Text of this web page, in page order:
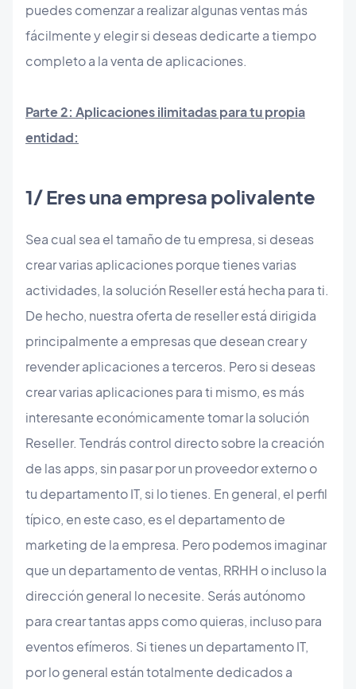
puedes comenzar a realizar algunas ventas más
fácilmente y elegir si deseas dedicarte a tiempo
completo a la venta de aplicaciones.
Parte 2: Aplicaciones ilimitadas para tu propia
entidad:
1/ Eres una empresa polivalente
Sea cual sea el tamaño de tu empresa, si deseas
crear varias aplicaciones porque tienes varias
actividades, la solución Reseller está hecha para ti.
De hecho, nuestra oferta de reseller está dirigida
principalmente a empresas que desean crear y
revender aplicaciones a terceros. Pero si deseas
crear varias aplicaciones para ti mismo, es más
interesante económicamente tomar la solución
Reseller. Tendrás control directo sobre la creación
de las apps, sin pasar por un proveedor externo o
tu departamento IT, si lo tienes. En general, el perfil
típico, en este caso, es el departamento de
marketing de la empresa. Pero podemos imaginar
que un departamento de ventas, RRHH o incluso la
dirección general lo necesite. Serás autónomo
para crear tantas apps como quieras, incluso para
eventos efímeros. Si tienes un departamento IT,
por lo general están totalmente dedicados a